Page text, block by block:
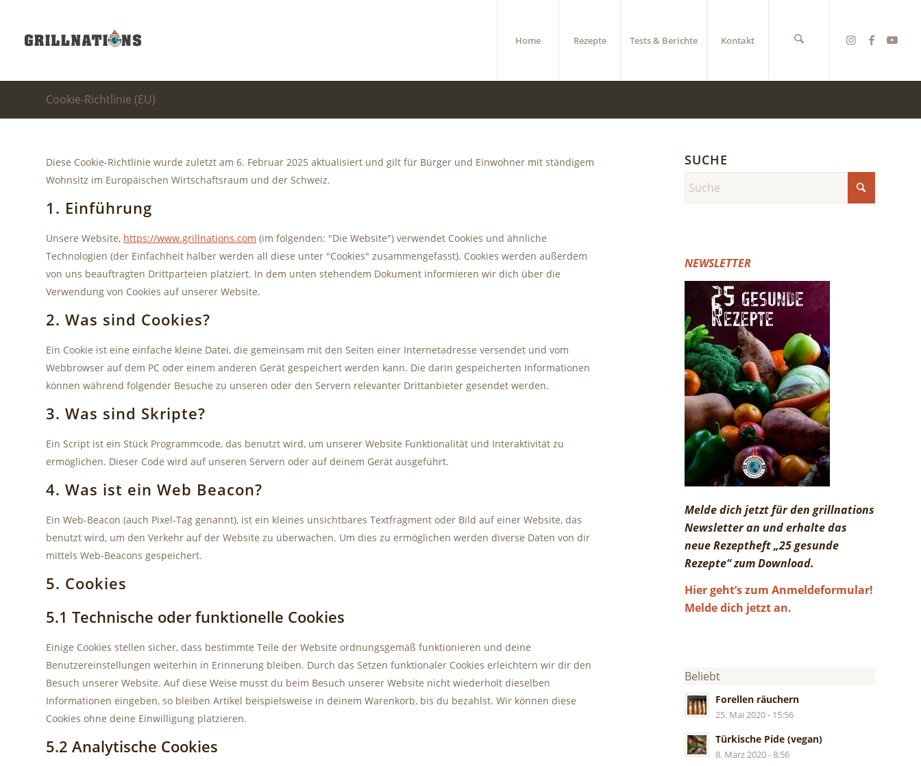
Home Rezepte Tests & Berichte Kontakt
Cookie-Richtlinie (EU)
Diese Cookie-Richtlinie wurde zuletzt am 6. Februar 2025 aktualisiert und gilt für Bürger und Einwohner mit ständigem
Wohnsitz im Europäischen Wirtschaftsraum und der Schweiz.
1. Einführung
Unsere Website, https://www.grillnations.com (im folgenden: "Die Website") verwendet Cookies und ähnliche
Technologien (der Einfachheit halber werden all diese unter "Cookies" zusammengefasst). Cookies werden außerdem
von uns beauftragten Drittparteien platziert. In dem unten stehendem Dokument informieren wir dich über die
Verwendung von Cookies auf unserer Website.
2. Was sind Cookies?
Ein Cookie ist eine einfache kleine Datei, die gemeinsam mit den Seiten einer Internetadresse versendet und vom
Webbrowser auf dem PC oder einem anderen Gerät gespeichert werden kann. Die darin gespeicherten Informationen
können während folgender Besuche zu unseren oder den Servern relevanter Drittanbieter gesendet werden.
3. Was sind Skripte?
Ein Script ist ein Stück Programmcode, das benutzt wird, um unserer Website Funktionalität und Interaktivität zu
ermöglichen. Dieser Code wird auf unseren Servern oder auf deinem Gerät ausgeführt.
4. Was ist ein Web Beacon?
Ein Web-Beacon (auch Pixel-Tag genannt), ist ein kleines unsichtbares Textfragment oder Bild auf einer Website, das
benutzt wird, um den Verkehr auf der Website zu überwachen. Um dies zu ermöglichen werden diverse Daten von dir
mittels Web-Beacons gespeichert.
5. Cookies
5.1 Technische oder funktionelle Cookies
Einige Cookies stellen sicher, dass bestimmte Teile der Website ordnungsgemäß funktionieren und deine
Benutzereinstellungen weiterhin in Erinnerung bleiben. Durch das Setzen funktionaler Cookies erleichtern wir dir den
Besuch unserer Website. Auf diese Weise musst du beim Besuch unserer Website nicht wiederholt dieselben
Informationen eingeben, so bleiben Artikel beispielsweise in deinem Warenkorb, bis du bezahlst. Wir können diese
Cookies ohne deine Einwilligung platzieren.
5.2 Analytische Cookies
SUCHE
NEWSLETTER
Melde dich jetzt für den grillnations
Newsletter an und erhalte das
neue Rezeptheft „25 gesunde
Rezepte“ zum Download.
Hier geht’s zum Anmeldeformular!
Melde dich jetzt an.
Beliebt
Forellen räuchern
25. Mai 2020 - 15:56
Türkische Pide (vegan)
8. März 2020 - 8:56